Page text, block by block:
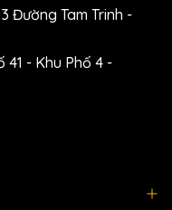
Đường Tam Trinh -
41 - Khu Phố 4 -